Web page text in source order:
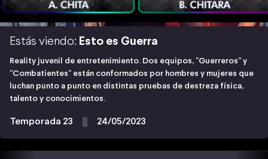
Estás viendo: Esto es Guerra
Reality juvenil de entretenimiento. Dos equipos, "Guerreros" y
"Combatientes" están conformados por hombres y mujeres que
luchan punto a punto en distintas pruebas de destreza física,
talento y conocimientos.
Temporada 23 24/05/2023